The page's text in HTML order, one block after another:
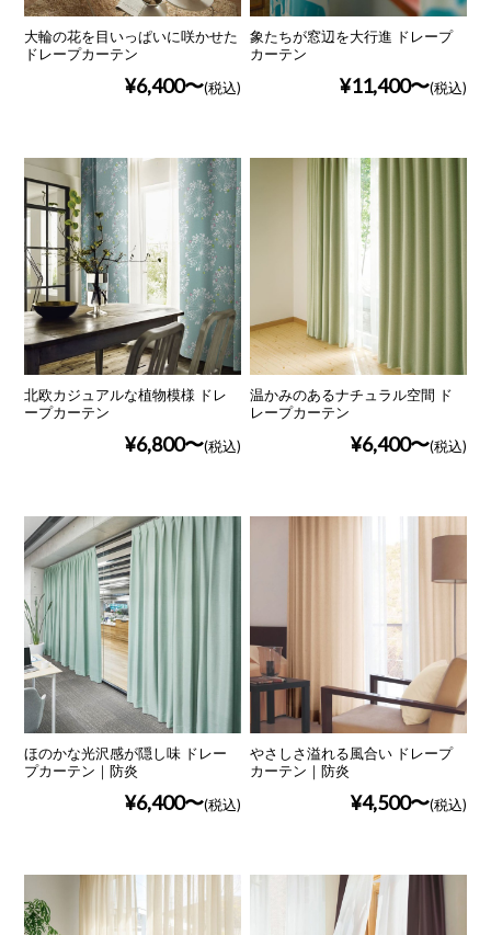
大輪の花を目いっぱいに咲かせた
ドレープカーテン
¥6,400 (税込)
象たちが窓辺を大行進 ドレープ
カーテン
¥11,400 (税込)
北欧カジュアルな植物模様 ドレ
ープカーテン
¥6,800 (税込)
温かみのあるナチュラル空間 ド
レープカーテン
¥6,400 (税込)
ほのかな光沢感が隠し味 ドレー
プカーテン｜防炎
¥6,400 (税込)
やさしさ溢れる風合い ドレープ
カーテン｜防炎
¥4,500 (税込)